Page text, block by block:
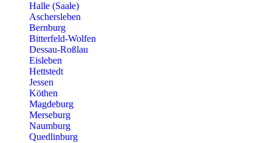
Halle (Saale)
Aschersleben
Bernburg
Bitterfeld-Wolfen
Dessau-Roßlau
Eisleben
Hettstedt
Jessen
Köthen
Magdeburg
Merseburg
Naumburg
Quedlinburg